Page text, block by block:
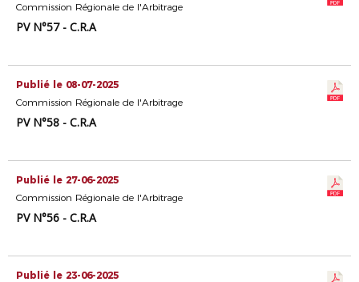
Commission Régionale de l'Arbitrage
PV N°57 - C.R.A
Publié le 08-07-2025
Commission Régionale de l'Arbitrage
PV N°58 - C.R.A
Publié le 27-06-2025
Commission Régionale de l'Arbitrage
PV N°56 - C.R.A
Publié le 23-06-2025